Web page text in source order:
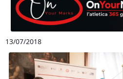
13/07/2018